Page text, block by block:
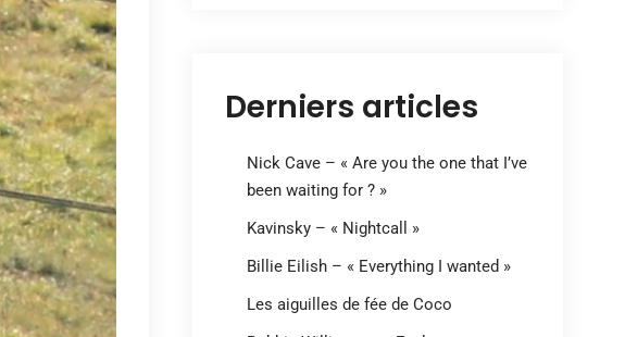
Derniers articles
Nick Cave – « Are you the one that I’ve
been waiting for ? »
Kavinsky – « Nightcall »
Billie Eilish – « Everything I wanted »
Les aiguilles de fée de Coco